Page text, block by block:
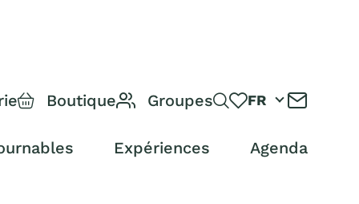
Boutique Groupes FR
Expériences Agenda